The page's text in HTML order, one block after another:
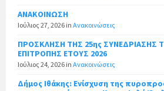
ΑΝΑΚΟΙΝΩΣΗ
Ιούλιος 27, 2026 in Ανακοινώσεις
ΠΡΟΣΚΛΗΣΗ ΤΗΣ 25ης ΣΥΝΕΔΡΙΑΣΗΣ
ΕΠΙΤΡΟΠΗΣ ΕΤΟΥΣ 2026
Ιούλιος 24, 2026 in Ανακοινώσεις
Δήμος Ιθάκης: Ενίσχυση της